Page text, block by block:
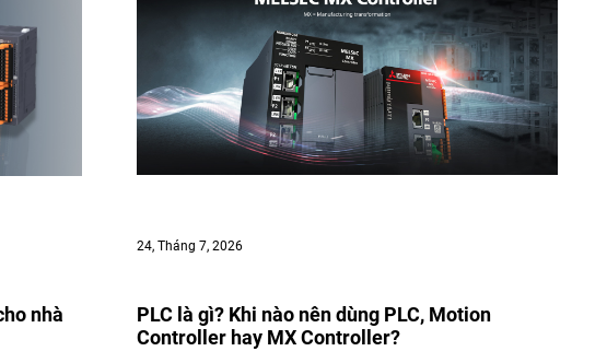
nhà
24, Tháng 7, 2026
PLC là gì? Khi nào nên dùng PLC, Motion
Controller hay MX Controller?